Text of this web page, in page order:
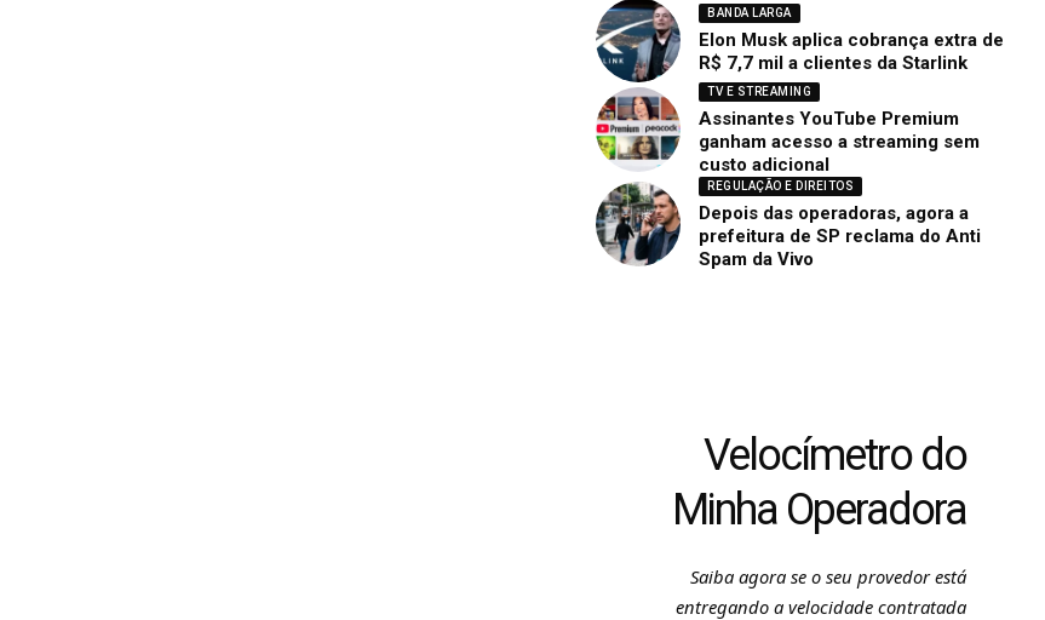
BANDA LARGA
Elon Musk aplica cobrança extra de
R$ 7,7 mil a clientes da Starlink
TV E STREAMING
Assinantes YouTube Premium
ganham acesso a streaming sem
custo adicional
REGULAÇÃO E DIREITOS
Depois das operadoras, agora a
prefeitura de SP reclama do Anti
Spam da Vivo
Velocímetro do
Minha Operadora
Saiba agora se o seu provedor está
entregando a velocidade contratada